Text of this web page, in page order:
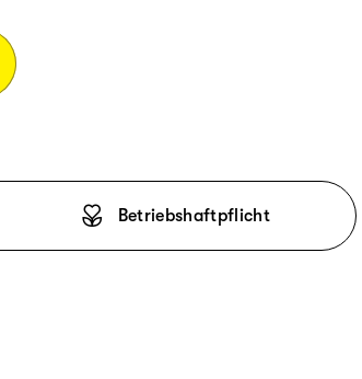
Betriebshaftpflicht